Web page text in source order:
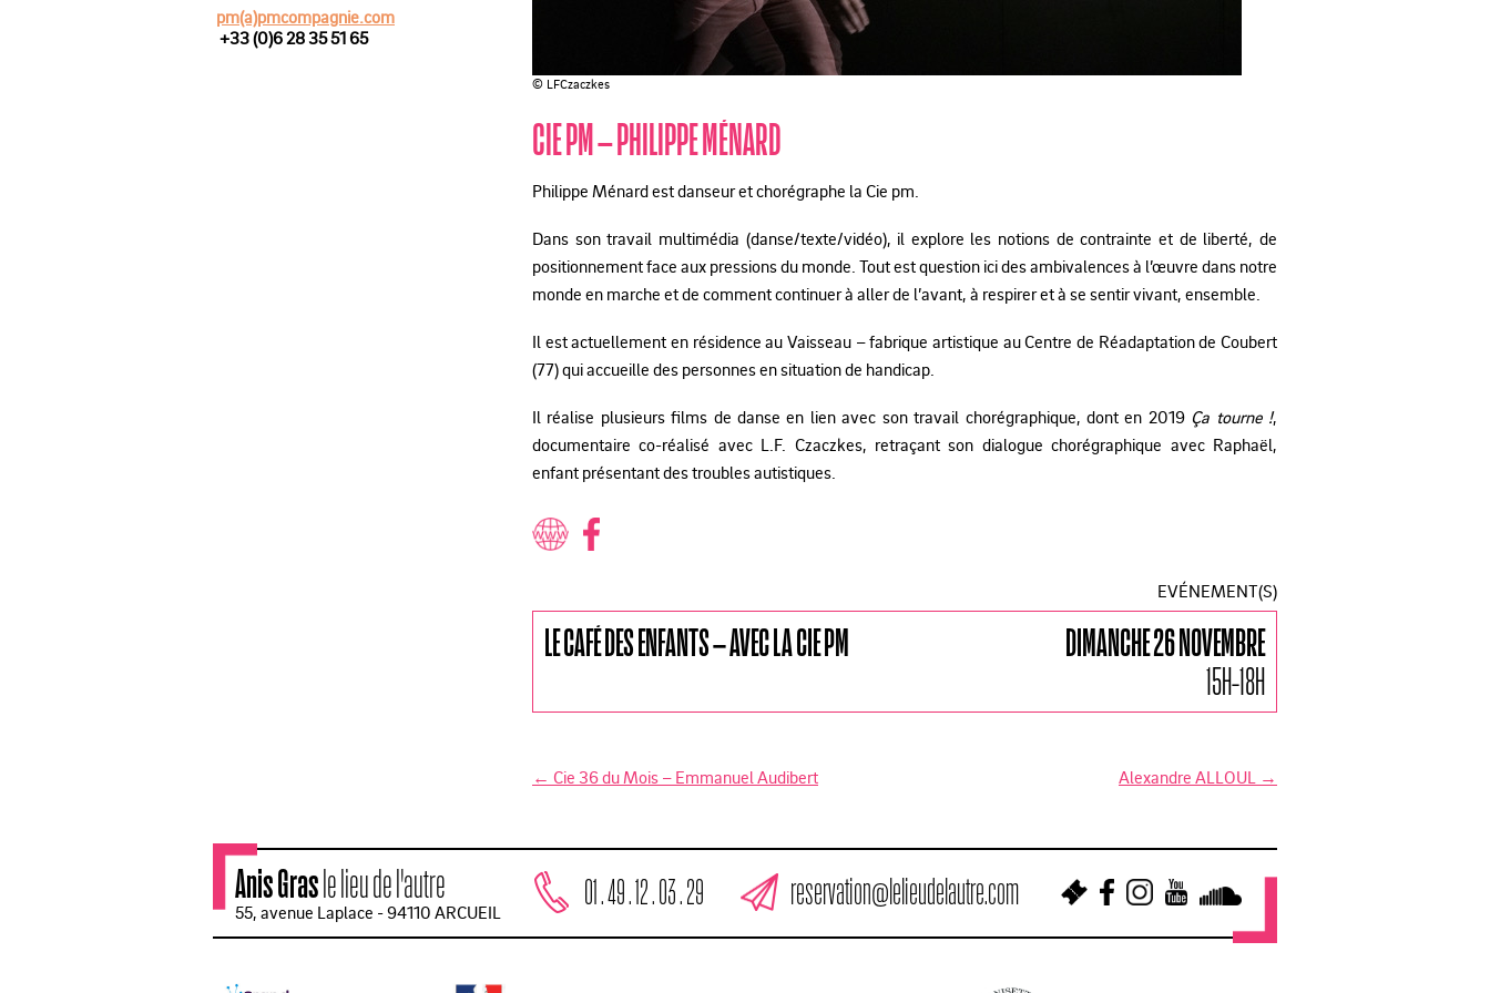
pm(a)pmcompagnie.com
+33 (0)6 28 35 51 65
© LFCzaczkes
CIE PM – PHILIPPE MÉNARD
Philippe Ménard est danseur et chorégraphe la Cie pm.
Dans son travail multimédia (danse/texte/vidéo), il explore les notions de contrainte et de liberté, de
positionnement face aux pressions du monde. Tout est question ici des ambivalences à l’œuvre dans notre
monde en marche et de comment continuer à aller de l’avant, à respirer et à se sentir vivant, ensemble.
Il est actuellement en résidence au Vaisseau – fabrique artistique au Centre de Réadaptation de Coubert
(77) qui accueille des personnes en situation de handicap.
Il réalise plusieurs films de danse en lien avec son travail chorégraphique, dont en 2019 Ça tourne !,
documentaire co-réalisé avec L.F. Czaczkes, retraçant son dialogue chorégraphique avec Raphaël,
enfant présentant des troubles autistiques.
EVÉNEMENT(S)
LE CAFÉ DES ENFANTS – AVEC LA CIE PM
DIMANCHE 26 NOVEMBRE
15H-18H
← Cie 36 du Mois – Emmanuel Audibert Alexandre ALLOUL →
Anis Gras le lieu de l'autre
55, avenue Laplace - 94110 ARCUEIL
01 . 49 . 12 . 03 . 29 reservation@lelieudelautre.com